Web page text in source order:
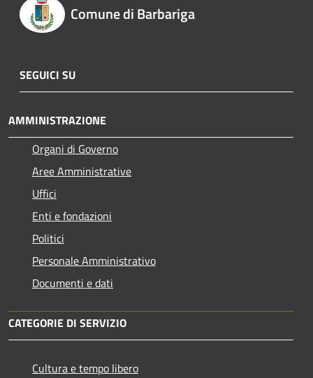
Comune di Barbariga
SEGUICI SU
AMMINISTRAZIONE
Organi di Governo
Aree Amministrative
Uffici
Enti e fondazioni
Politici
Personale Amministrativo
Documenti e dati
CATEGORIE DI SERVIZIO
Cultura e tempo libero